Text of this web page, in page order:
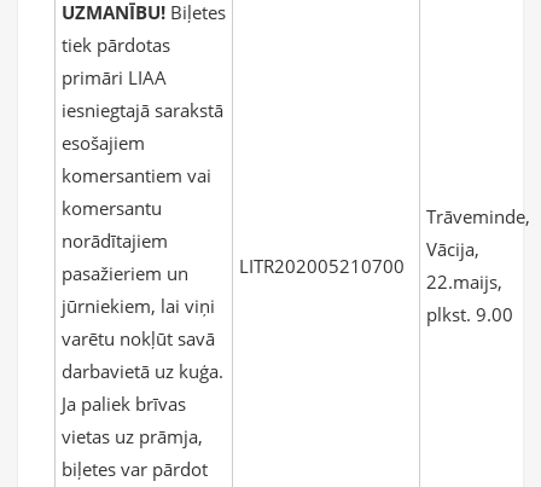
UZMANĪBU! Biļetes
tiek pārdotas
primāri LIAA
iesniegtajā sarakstā
esošajiem
komersantiem vai
komersantu
norādītajiem
pasažieriem un
jūrniekiem, lai viņi
varētu nokļūt savā
darbavietā uz kuģa.
Ja paliek brīvas
vietas uz prāmja,
biļetes var pārdot
LITR202005210700
Trāveminde,
Vācija,
22.maijs,
plkst. 9.00